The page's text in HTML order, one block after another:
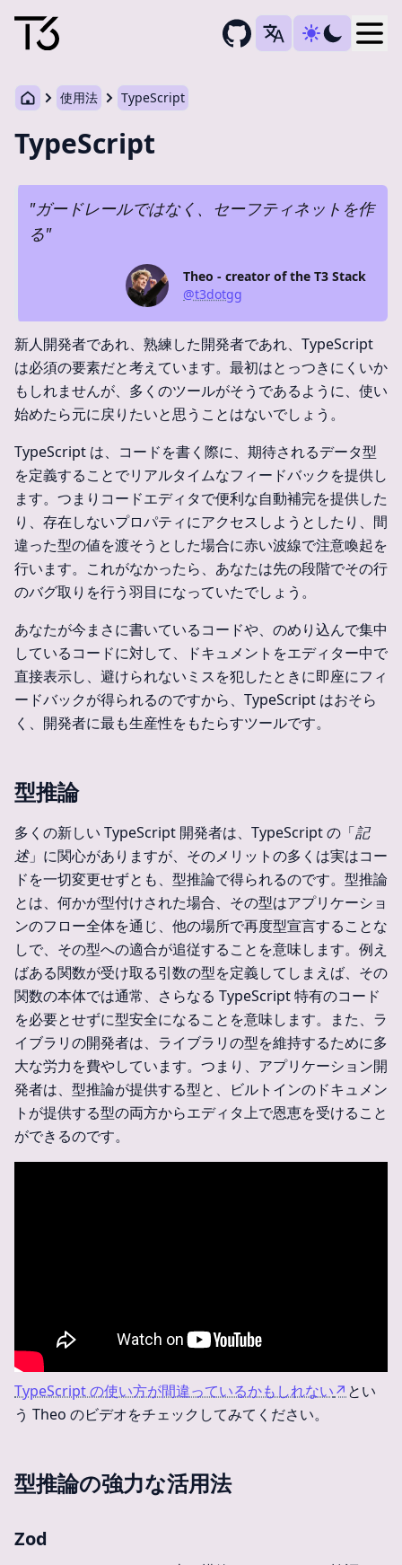
使用法 TypeScript
TypeScript
"ガードレールではなく、セーフティネットを作
る"
Theo - creator of the T3 Stack
@t3dotgg
新人開発者であれ、熟練した開発者であれ、TypeScript
は必須の要素だと考えています。最初はとっつきにくいか
もしれませんが、多くのツールがそうであるように、使い
始めたら元に戻りたいと思うことはないでしょう。
TypeScript は、コードを書く際に、期待されるデータ型
を定義することでリアルタイムなフィードバックを提供し
ます。つまりコードエディタで便利な自動補完を提供した
り、存在しないプロパティにアクセスしようとしたり、間
違った型の値を渡そうとした場合に赤い波線で注意喚起を
行います。これがなかったら、あなたは先の段階でその行
のバグ取りを行う羽目になっていたでしょう。
あなたが今まさに書いているコードや、のめり込んで集中
しているコードに対して、ドキュメントをエディター中で
直接表示し、避けられないミスを犯したときに即座にフィ
ードバックが得られるのですから、TypeScript はおそら
く、開発者に最も生産性をもたらすツールです。
型推論
多くの新しい TypeScript 開発者は、TypeScript の「記
述」に関心がありますが、そのメリットの多くは実はコー
ドを一切変更せずとも、型推論で得られるのです。型推論
とは、何かが型付けされた場合、その型はアプリケーショ
ンのフロー全体を通じ、他の場所で再度型宣言することな
しで、その型への適合が追従することを意味します。例え
ばある関数が受け取る引数の型を定義してしまえば、その
関数の本体では通常、さらなる TypeScript 特有のコード
を必要とせずに型安全になることを意味します。また、ラ
イブラリの開発者は、ライブラリの型を維持するために多
大な労力を費やしています。つまり、アプリケーション開
発者は、型推論が提供する型と、ビルトインのドキュメン
トが提供する型の両方からエディタ上で恩恵を受けること
ができるのです。
TypeScript の使い方が間違っているかもしれない↗ とい
う Theo のビデオをチェックしてみてください。
型推論の強力な活用法
Zod